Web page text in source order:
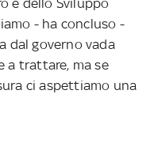
- ha concluso -
dal governo vada
a trattare, ma se
ci aspettiamo una